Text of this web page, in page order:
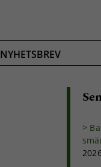
NYHETSBREV